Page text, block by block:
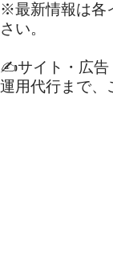
※最新情報は各
さい。
✍️サイト・広告
運用代行まで、